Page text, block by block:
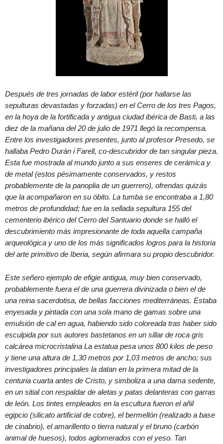
Después de tres jornadas de labor estéril (por hallarse las
sepulturas devastadas y forzadas) en el Cerro de los tres Pagos,
en la hoya de la fortificada y antigua ciudad ibérica de Basti, a las
diez de la mañana del 20 de julio de 1971 llegó la recompensa.
Entre los investigadores presentes, junto al profesor Presedo, se
hallaba Pedro Durán i Farell, co-descubridor de tan singular pieza.
Esta fue mostrada al mundo junto a sus enseres de cerámica y
de metal (estos pésimamente conservados, y restos
probablemente de la panoplia de un guerrero), ofrendas quizás
que la acompañaron en su óbito. La tumba se encontraba a 1,80
metros de profundidad; fue en la sellada sepultura 155 del
cementerio ibérico del Cerro del Santuario donde se halló el
descubrimiento más impresionante de toda aquella campaña
arqueológica y uno de los más significados logros para la historia
del arte primitivo de Iberia, según afirmara su propio descubridor.
Este señero ejemplo de efigie antigua, muy bien conservado,
probablemente fuera el de una guerrera divinizada o bien el de
una reina sacerdotisa, de bellas facciones mediterráneas. Estaba
enyesada y pintada con una sola mano de gamas sobre una
emulsión de cal en agua, habiendo sido coloreada tras haber sido
esculpida por sus autores bastetanos en un sillar de roca gris
calcárea microcristalina La estatua pesa unos 800 kilos de peso
y tiene una altura de 1,30 metros por 1,03 metros de ancho; sus
investigadores principales la datan en la primera mitad de la
centuria cuarta antes de Cristo, y simboliza a una dama sedente,
en un sitial con respaldar de aletas y patas delanteras con garras
de león. Los tintes empleados en la escultura fueron el añil
egipcio (silicato artificial de cobre), el bermellón (realizado a base
de cinabrio), el amarillento o tierra natural y el bruno (carbón
animal de huesos), todos aglomerados con el yeso. Tan